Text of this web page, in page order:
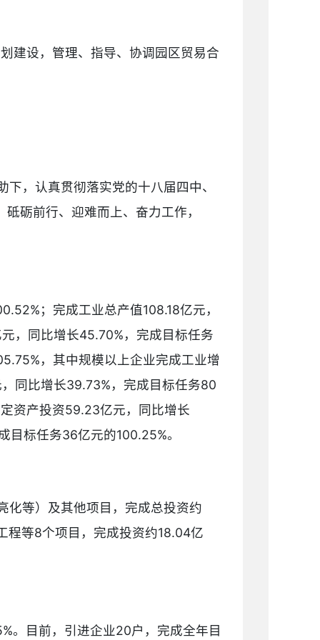
建设，管理、指导、协调园区贸易合
，认真贯彻落实党的十八届四中、
砺前行、迎难而上、奋力工作，
；完成工业总产值108.18亿元，
，同比增长45.70%，完成目标任务
，其中规模以上企业完成工业增
同比增长39.73%，完成目标任务80
资产投资59.23亿元，同比增长
标任务36亿元的100.25%。
化等）及其他项目，完成总投资约
等8个项目，完成投资约18.04亿
。目前，引进企业20户，完成全年目